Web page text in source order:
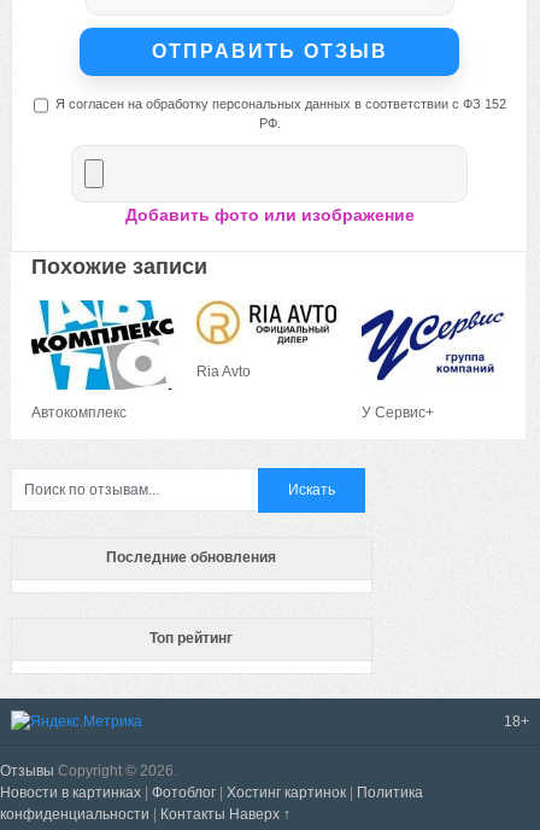
Я согласен на обработку персональных данных в соответствии с ФЗ 152
РФ.
Добавить фото или изображение
Похожие записи
Автокомплекс
Ria Avto
У Сервис+
Последние обновления
Топ рейтинг
18+
Отзывы Copyright © 2026.
Новости в картинках | Фотоблог | Хостинг картинок | Политика
конфиденциальности | Контакты Наверх ↑